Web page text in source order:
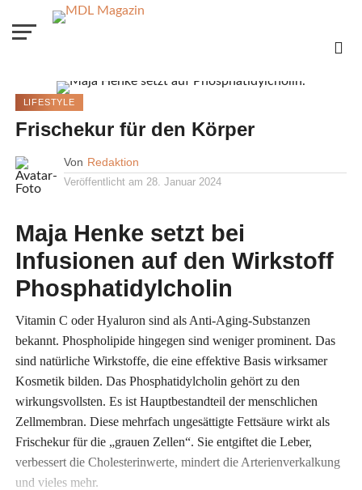
LIFESTYLE
Frischekur für den Körper
Von Redaktion
Veröffentlicht am 28. Januar 2024
Maja Henke setzt bei
Infusionen auf den Wirkstoff
Phosphatidylcholin
Vitamin C oder Hyaluron sind als Anti-Aging-Substanzen
bekannt. Phospholipide hingegen sind weniger prominent. Das
sind natürliche Wirkstoffe, die eine effektive Basis wirksamer
Kosmetik bilden. Das Phosphatidylcholin gehört zu den
wirkungsvollsten. Es ist Hauptbestandteil der menschlichen
Zellmembran. Diese mehrfach ungesättigte Fettsäure wirkt als
Frischekur für die „grauen Zellen“. Sie entgiftet die Leber,
verbessert die Cholesterinwerte, mindert die Arterienverkalkung
und vieles mehr.